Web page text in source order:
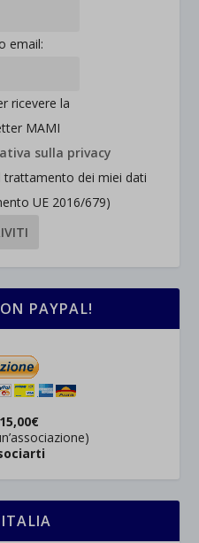
email:
ricevere la
MAMI
sulla privacy
trattamento dei miei dati
UE 2016/679)
PAYPAL!
15,00€